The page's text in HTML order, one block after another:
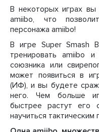
В некоторых играх вы
amiibo, что
персонажа amiibo!
В игре Super Smash
тренировать amiibo
союзника или
может появиться в
(ИФ), и вы будете
него. Чем больше
быстрее растут его
научиться